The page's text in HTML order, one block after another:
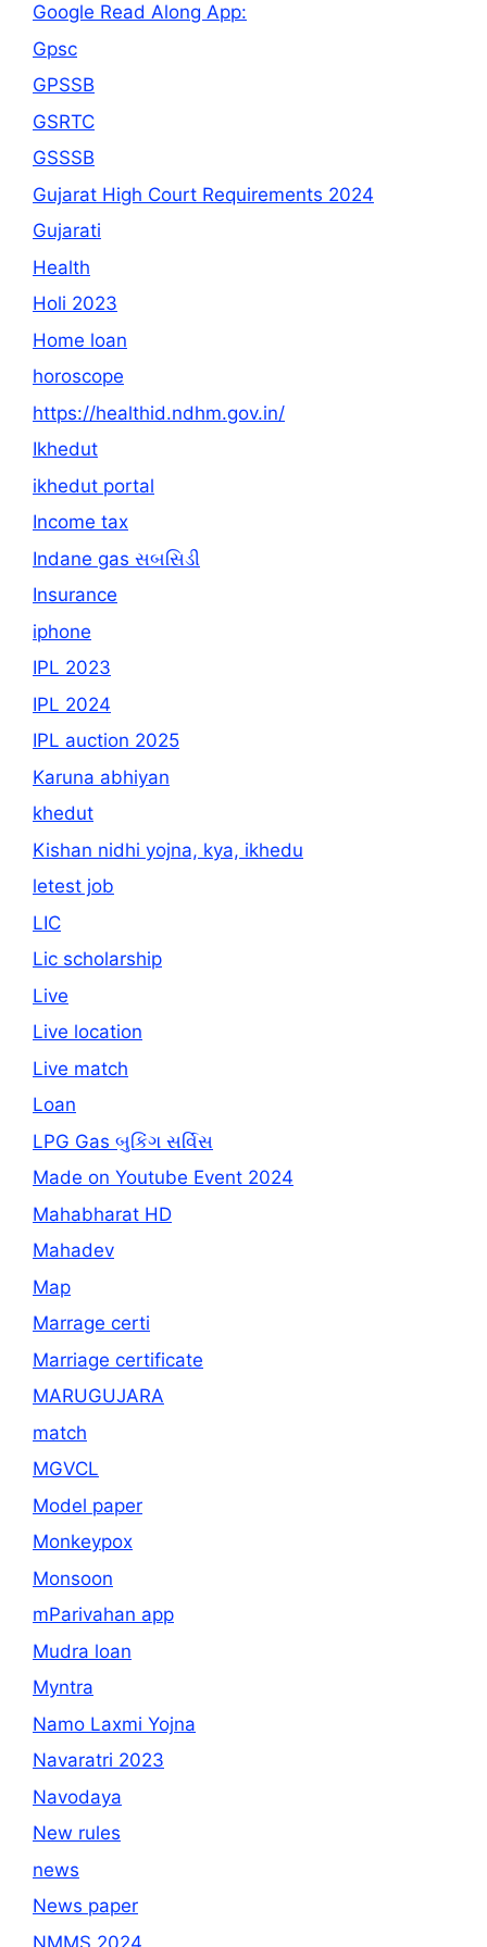
Google Read Along App:
Gpsc
GPSSB
GSRTC
GSSSB
Gujarat High Court Requirements 2024
Gujarati
Health
Holi 2023
Home loan
horoscope
https://healthid.ndhm.gov.in/
Ikhedut
ikhedut portal
Income tax
Indane gas સબસિડી
Insurance
iphone
IPL 2023
IPL 2024
IPL auction 2025
Karuna abhiyan
khedut
Kishan nidhi yojna, kya, ikhedu
letest job
LIC
Lic scholarship
Live
Live location
Live match
Loan
LPG Gas બુકિંગ સર્વિસ
Made on Youtube Event 2024
Mahabharat HD
Mahadev
Map
Marrage certi
Marriage certificate
MARUGUJARA
match
MGVCL
Model paper
Monkeypox
Monsoon
mParivahan app
Mudra loan
Myntra
Namo Laxmi Yojna
Navaratri 2023
Navodaya
New rules
news
News paper
NMMS 2024